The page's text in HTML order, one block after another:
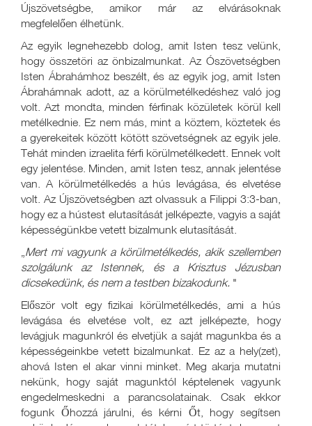
Újszövetségbe, amikor már az elvárásoknak
megfelelően élhetünk.
Az egyik legnehezebb dolog, amit Isten tesz velünk,
hogy összetöri az önbizalmunkat. Az Ószövetségben
Isten Ábrahámhoz beszélt, és az egyik jog, amit Isten
Ábrahámnak adott, az a körülmetélkedéshez való jog
volt. Azt mondta, minden férfinak közületek körül kell
metélkednie. Ez nem más, mint a köztem, köztetek és
a gyerekeitek között kötött szövetségnek az egyik jele.
Tehát minden izraelita férfi körülmetélkedett. Ennek volt
egy jelentése. Minden, amit Isten tesz, annak jelentése
van. A körülmetélkedés a hús levágása, és elvetése
volt. Az Újszövetségben azt olvassuk a Filippi 3:3-ban,
hogy ez a hústest elutasítását jelképezte, vagyis a saját
képességünkbe vetett bizalmunk elutasítását.
„Mert mi vagyunk a körülmetélkedés, akik szellemben
szolgálunk az Istennek, és a Krisztus Jézusban
dicsekedünk, és nem a testben bizakodunk. "
Először volt egy fizikai körülmetélkedés, ami a hús
levágása és elvetése volt, ez azt jelképezte, hogy
levágjuk magunkról és elvetjük a saját magunkba és a
képességeinkbe vetett bizalmunkat. Ez az a hely(zet),
ahová Isten el akar vinni minket. Meg akarja mutatni
nekünk, hogy saját magunktól képtelenek vagyunk
engedelmeskedni a parancsolatainak. Csak ekkor
fogunk Őhozzá járulni, és kérni Őt, hogy segítsen